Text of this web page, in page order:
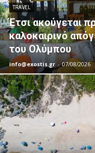
TRAVEL
Έτσι ακούγεται
καλοκαιρινό
του Ολύμπου
info@exostis.gr - 07/08/2026